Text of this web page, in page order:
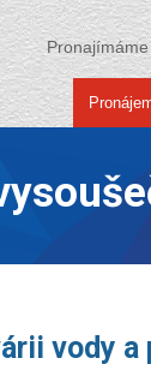
vody a